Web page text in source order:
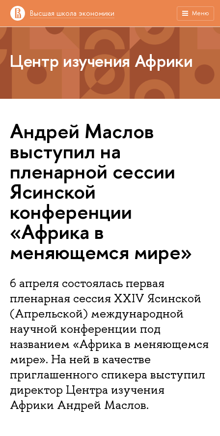
Высшая школа экономики Меню
Центр изучения Африки
Андрей Маслов
выступил на
пленарной сессии
Ясинской
конференции
«Африка в
меняющемся мире»
6 апреля состоялась первая
пленарная сессия XXIV Ясинской
(Апрельской) международной
научной конференции под
названием «Африка в меняющемся
мире». На ней в качестве
приглашенного спикера выступил
директор Центра изучения
Африки Андрей Маслов.